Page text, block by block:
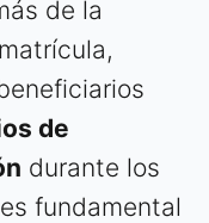
de la
de
durante los
fundamental